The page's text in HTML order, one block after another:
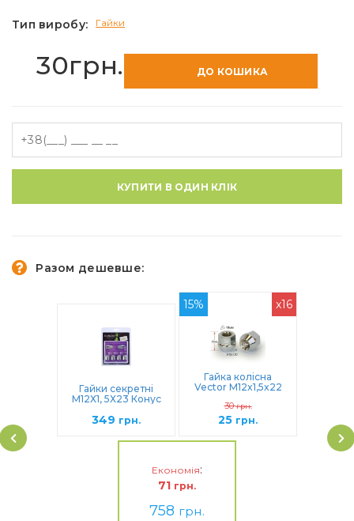
Тип виробу: Гайки
30грн. ДО КОШИКА
КУПИТИ В ОДИН КЛІК
Разом дешевше:
Гайки секретні
М12Х1, 5Х23 Конус
349 грн.
15%
Гайка колісна
Vector M12x1,5x22
30грн.
25 грн.
x16
Економія:
71 грн.
758 грн.